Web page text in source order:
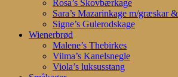
Rosa’s Skovbærkage
Sara’s Mazarinkage m/græskar
Signe’s Gulerodskage
Wienerbrød
Malene’s Thebirkes
Vilma’s Kanelsnegle
Viola’s luksusstang